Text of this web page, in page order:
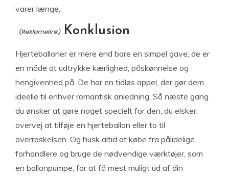
varer længe.
Konklusion
Hjerteballoner er mere end bare en simpel gave; de er
en måde at udtrykke kærlighed, påskønnelse og
hengivenhed på. De har en tidløs appel, der gør dem
ideelle til enhver romantisk anledning. Så næste gang
du ønsker at gøre noget specielt for den, du elsker,
overvej at tilføje en hjerteballon eller to til
overraskelsen. Og husk altid at købe fra pålidelige
forhandlere og bruge de nødvendige værktøjer, som
en ballonpumpe, for at få mest muligt ud af din